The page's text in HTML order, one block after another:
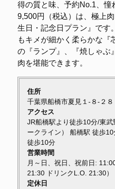
得の質と味、予約No.1、憧
9,500円（税込）は、極上
生日・記念日プラン』です
もキメが細かく柔らかな『
の『ランプ』、『焼しゃぶ
肉を堪能できます。
住所
千葉県船橋市夏見１-８-２８
アクセス
JR船橋駅より徒歩10分/東
ークライン） 船橋駅 徒歩
徒歩10分
営業時間
月～日、祝日、祝前日:
21:30 ドリンクL.O. 21:30）
定休日